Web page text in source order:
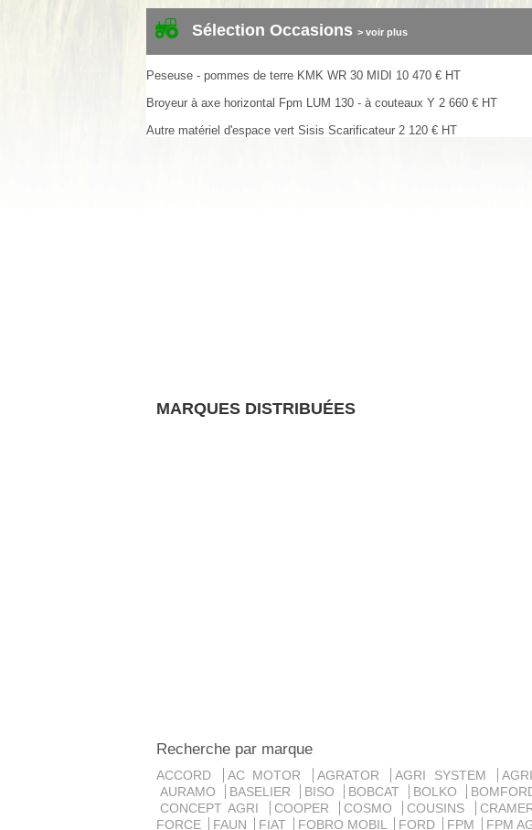
Sélection Occasions > voir plus
Peseuse - pommes de terre KMK WR 30 MIDI 10 470 € HT
Broyeur à axe horizontal Fpm LUM 130 - à couteaux Y 2 660 € HT
Autre matériel d'espace vert Sisis Scarificateur 2 120 € HT
MARQUES DISTRIBUÉES
Recherche par marque
ACCORD AC MOTOR AGRATOR AGRI SYSTEM
AURAMO
BASELIER BISO BOBCAT BOLKO
CONCEPT AGRI
COOPER COSMO COUSINS
FORCE
FAUN FIAT FOBRO MOBIL FORD FPM FPM